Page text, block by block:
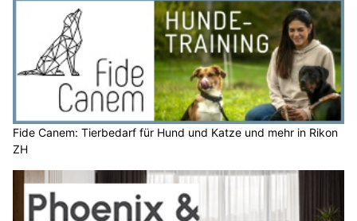
Fide Canem: Tierbedarf für Hund und Katze und mehr in Rikon